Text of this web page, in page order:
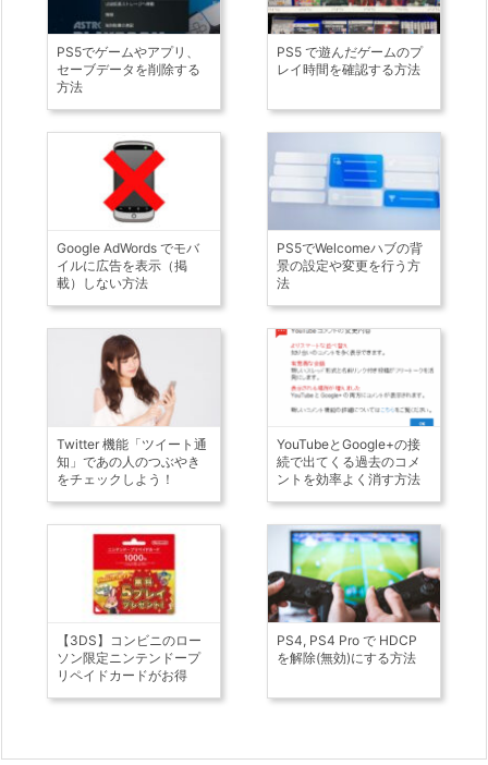
PS5でゲームやアプリ、
セーブデータを削除する
方法
PS5 で遊んだゲームのプ
レイ時間を確認する方法
Google AdWords でモバ
イルに広告を表示（掲
載）しない方法
PS5でWelcomeハブの背
景の設定や変更を行う方
法
Twitter 機能「ツイート通
知」であの人のつぶやき
をチェックしよう！
YouTubeとGoogle+の接
続で出てくる過去のコメ
ントを効率よく消す方法
【3DS】コンビニのロー
ソン限定ニンテンドープ
リペイドカードがお得
PS4, PS4 Pro で HDCP
を解除(無効)にする方法